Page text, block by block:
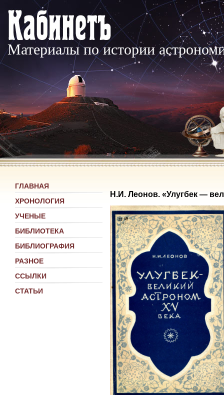
Материалы по истории
ГЛАВНАЯ
ХРОНОЛОГИЯ
УЧЕНЫЕ
БИБЛИОТЕКА
БИБЛИОГРАФИЯ
РАЗНОЕ
ССЫЛКИ
СТАТЬИ
Н.И. Леонов. «Улугбек —